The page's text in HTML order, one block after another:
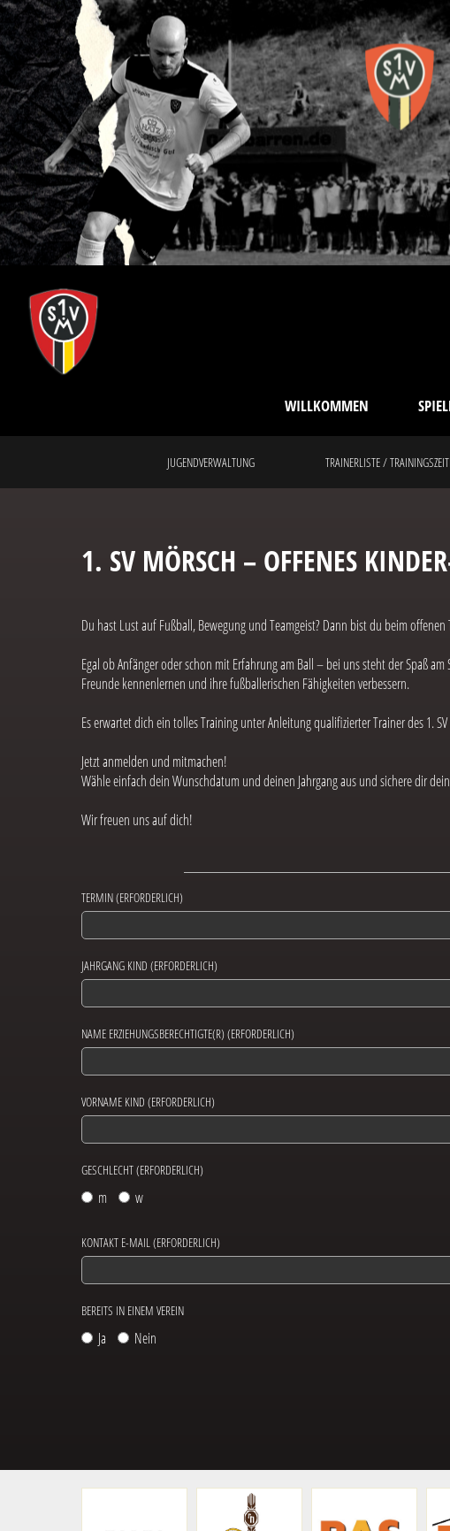
WILLKOMMEN
JUGENDVERWALTUNG TRAINERLISTE /
1. SV MÖRSCH – OFFENES
Du hast Lust auf Fußball, Bewegung und Teamgeist? Dann bist du beim
Egal ob Anfänger oder schon mit Erfahrung am Ball – bei uns steht der Spaß
Freunde kennenlernen und ihre fußballerischen Fähigkeiten verbessern.
Es erwartet dich ein tolles Training unter Anleitung qualifizierter Trainer des 1.
Jetzt anmelden und mitmachen!
Wähle einfach dein Wunschdatum und deinen Jahrgang aus und sichere dir
Wir freuen uns auf dich!
TERMIN (ERFORDERLICH)
JAHRGANG KIND (ERFORDERLICH)
NAME ERZIEHUNGSBERECHTIGTE(R) (ERFORDERLICH)
VORNAME KIND (ERFORDERLICH)
GESCHLECHT (ERFORDERLICH)
m w
KONTAKT E-MAIL (ERFORDERLICH)
BEREITS IN EINEM VEREIN
Ja Nein